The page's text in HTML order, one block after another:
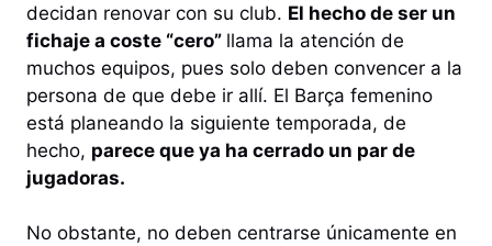
decidan renovar con su club. El hecho de ser un
fichaje a coste “cero” llama la atención de
muchos equipos, pues solo deben convencer a la
persona de que debe ir allí. El Barça femenino
está planeando la siguiente temporada, de
hecho, parece que ya ha cerrado un par de
jugadoras.
No obstante, no deben centrarse únicamente en